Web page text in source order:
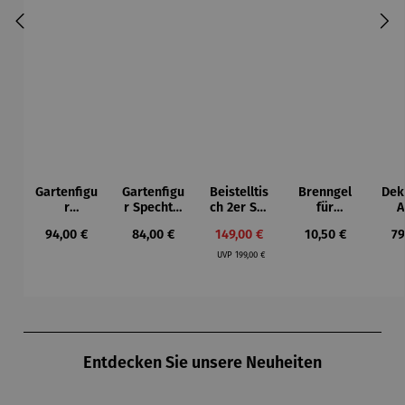
Gartenfigu
r
t Vogel -
Regulärer Preis:
94,00 €
Gartenfigu
r Specht -
Bhire
Regulärer Preis:
84,00 €
Beistelltis
ch 2er Set
Verkaufspreis:
149,00 €
UVP Regulärer Preis:
199,00 €
Brenngel
für
elle -
Regulärer Preis:
10,50 €
Entdecken Sie unsere Neuheiten